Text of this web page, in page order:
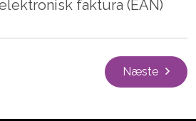
faktura (EAN)
Næste